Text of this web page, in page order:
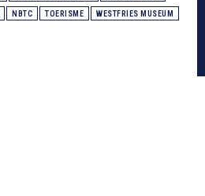
NBTC TOERISME WESTFRIES MUSEUM